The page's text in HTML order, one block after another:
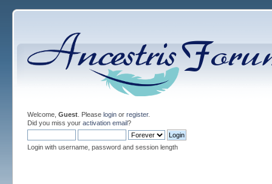
Welcome, Guest. Please loginor register.
Did you miss your activation email?
Login with username, password and session length